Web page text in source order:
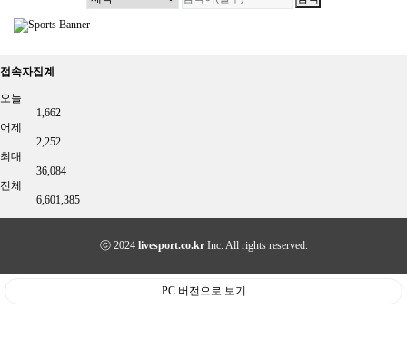
접속자집계
오늘
1,662
어제
2,252
최대
36,084
전체
6,601,385
ⓒ 2024 livesport.co.krInc. All rights reserved.
PC 버전으로 보기